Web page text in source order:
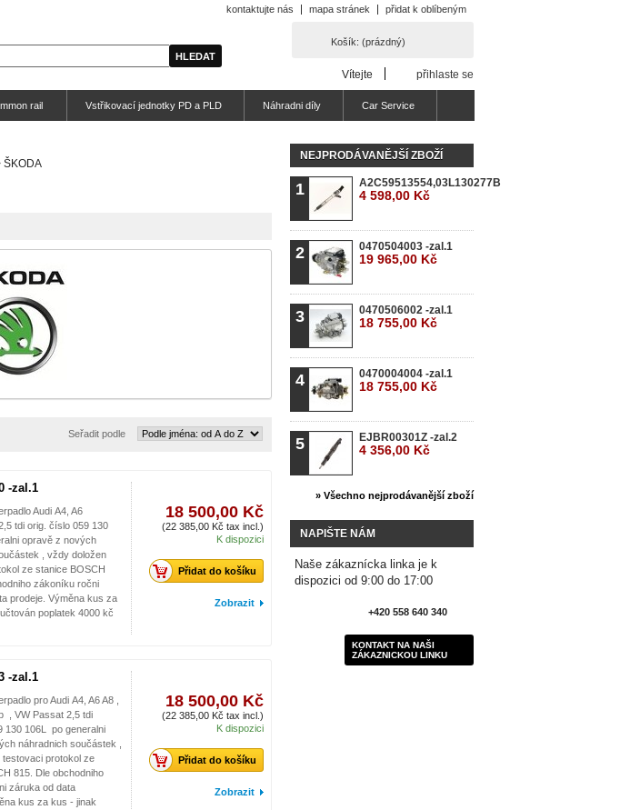
kontaktujte nás mapa stránek přidat k oblíbeným
Košík: (prázdný)
Vítejte přihlaste se
rail Vstřikovací jednotky PD a PLD Náhradni díly Car Service
ŠKODA
Seřadit podle
-zal.1
Audi A4, A6
tdi orig. číslo 059 130
opravě z nových
, vždy doložen
ze stanice BOSCH
zákoníku ročni
prodeje. Výměna kus za
poplatek 4000 kč
18 500,00 Kč
(22 385,00 Kč tax incl.)
K dispozici
Přidat do košíku
Zobrazit
-zal.1
pro Audi A4, A6 A8 ,
, VW Passat 2,5 tdi
130 106L po generalni
náhradnich součástek ,
protokol ze
815. Dle obchodniho
záruka od data
kus za kus - jinak
18 500,00 Kč
(22 385,00 Kč tax incl.)
K dispozici
Přidat do košíku
Zobrazit
NEJPRODÁVANĚJŠÍ ZBOŽÍ
1 A2C59513554,03L130277B
4 598,00 Kč
2 0470504003 -zal.1
19 965,00 Kč
3 0470506002 -zal.1
18 755,00 Kč
4 0470004004 -zal.1
18 755,00 Kč
5 EJBR00301Z -zal.2
4 356,00 Kč
» Všechno nejprodávanější zboží
NAPIŠTE NÁM
Naše zákaznícka linka je k
dispozici od 9:00 do 17:00
+420 558 640 340
KONTAKT NA NAŠI
ZÁKAZNICKOU LINKU